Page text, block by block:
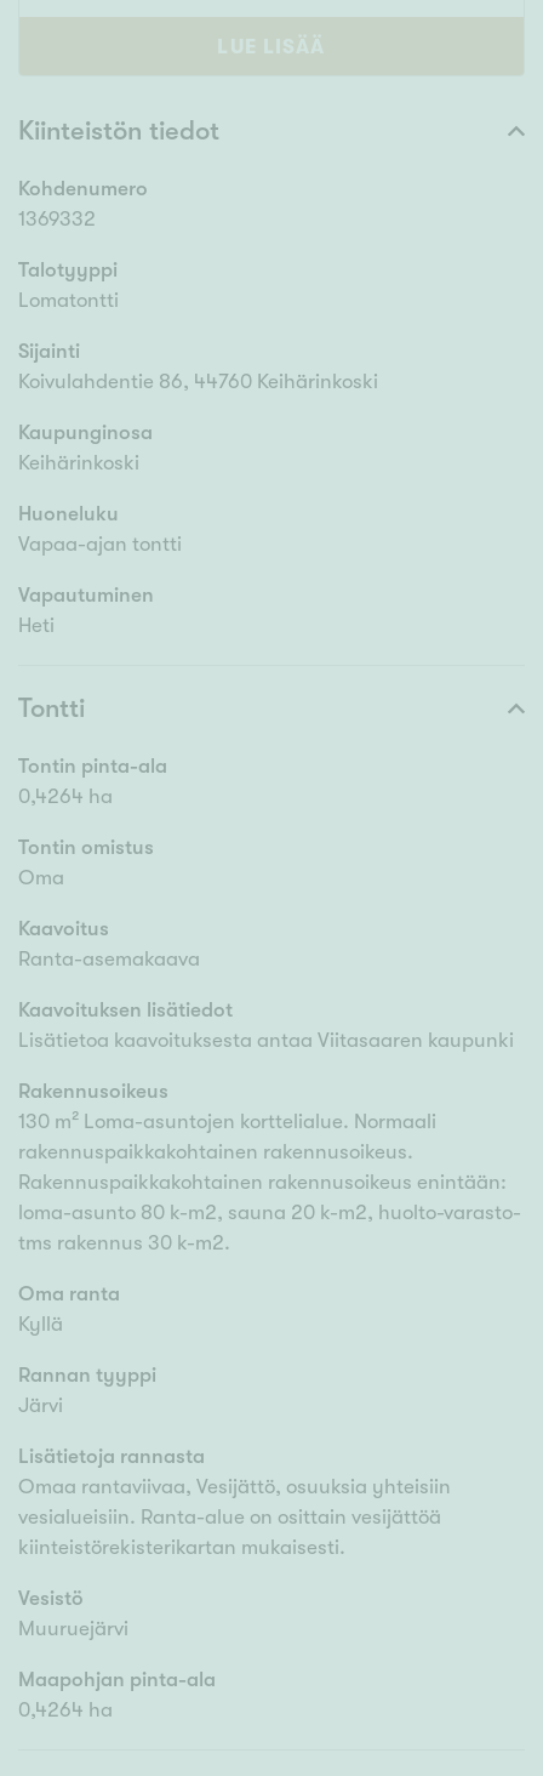
LUE LISÄÄ
Kiinteistön tiedot
Kohdenumero
1369332
Talotyyppi
Lomatontti
Sijainti
Koivulahdentie 86, 44760 Keihärinkoski
Kaupunginosa
Keihärinkoski
Huoneluku
Vapaa-ajan tontti
Vapautuminen
Heti
Tontti
Tontin pinta-ala
0,4264 ha
Tontin omistus
Oma
Kaavoitus
Ranta-asemakaava
Kaavoituksen lisätiedot
Lisätietoa kaavoituksesta antaa Viitasaaren kaupunki
Rakennusoikeus
130 m² Loma-asuntojen korttelialue. Normaali
rakennuspaikkakohtainen rakennusoikeus.
Rakennuspaikkakohtainen rakennusoikeus enintään:
loma-asunto 80 k-m2, sauna 20 k-m2, huolto-varasto-
tms rakennus 30 k-m2.
Oma ranta
Kyllä
Rannan tyyppi
Järvi
Lisätietoja rannasta
Omaa rantaviivaa, Vesijättö, osuuksia yhteisiin
vesialueisiin. Ranta-alue on osittain vesijättöä
kiinteistörekisterikartan mukaisesti.
Vesistö
Muuruejärvi
Maapohjan pinta-ala
0,4264 ha